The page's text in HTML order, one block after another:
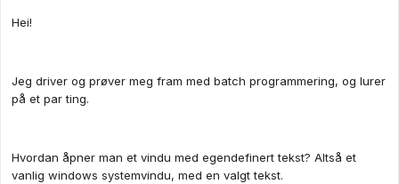
Hei!
Jeg driver og prøver meg fram med batch programmering, og lurer
på et par ting.
Hvordan åpner man et vindu med egendefinert tekst? Altså et
vanlig windows systemvindu, med en valgt tekst.